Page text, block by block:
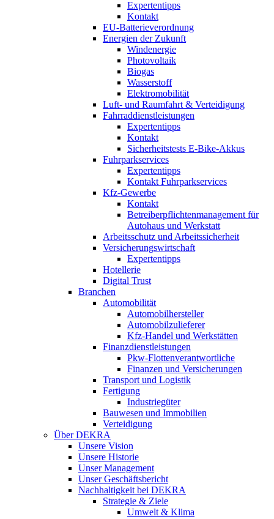
Expertentipps
Kontakt
EU-Batterieverordnung
Energien der Zukunft
Windenergie
Photovoltaik
Biogas
Wasserstoff
Elektromobilität
Luft- und Raumfahrt & Verteidigung
Fahrraddienstleistungen
Expertentipps
Kontakt
Sicherheitstests E-Bike-Akkus
Fuhrparkservices
Expertentipps
Kontakt Fuhrparkservices
Kfz-Gewerbe
Kontakt
Betreiberpflichtenmanagement für
Autohaus und Werkstatt
Arbeitsschutz und Arbeitssicherheit
Versicherungswirtschaft
Expertentipps
Hotellerie
Digital Trust
Branchen
Automobilität
Automobilhersteller
Automobilzulieferer
Kfz-Handel und Werkstätten
Finanzdienstleistungen
Pkw‑Flottenverantwortliche
Finanzen und Versicherungen
Transport und Logistik
Fertigung
Industriegüter
Bauwesen und Immobilien
Verteidigung
Über DEKRA
Unsere Vision
Unsere Historie
Unser Management
Unser Geschäftsbericht
Nachhaltigkeit bei DEKRA
Strategie & Ziele
Umwelt & Klima